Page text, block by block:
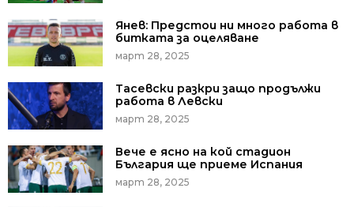
Янев: Предстои ни много работа в
битката за оцеляване
март 28, 2025
Тасевски разкри защо продължи
работа в Левски
март 28, 2025
Вече е ясно на кой стадион
България ще приеме Испания
март 28, 2025